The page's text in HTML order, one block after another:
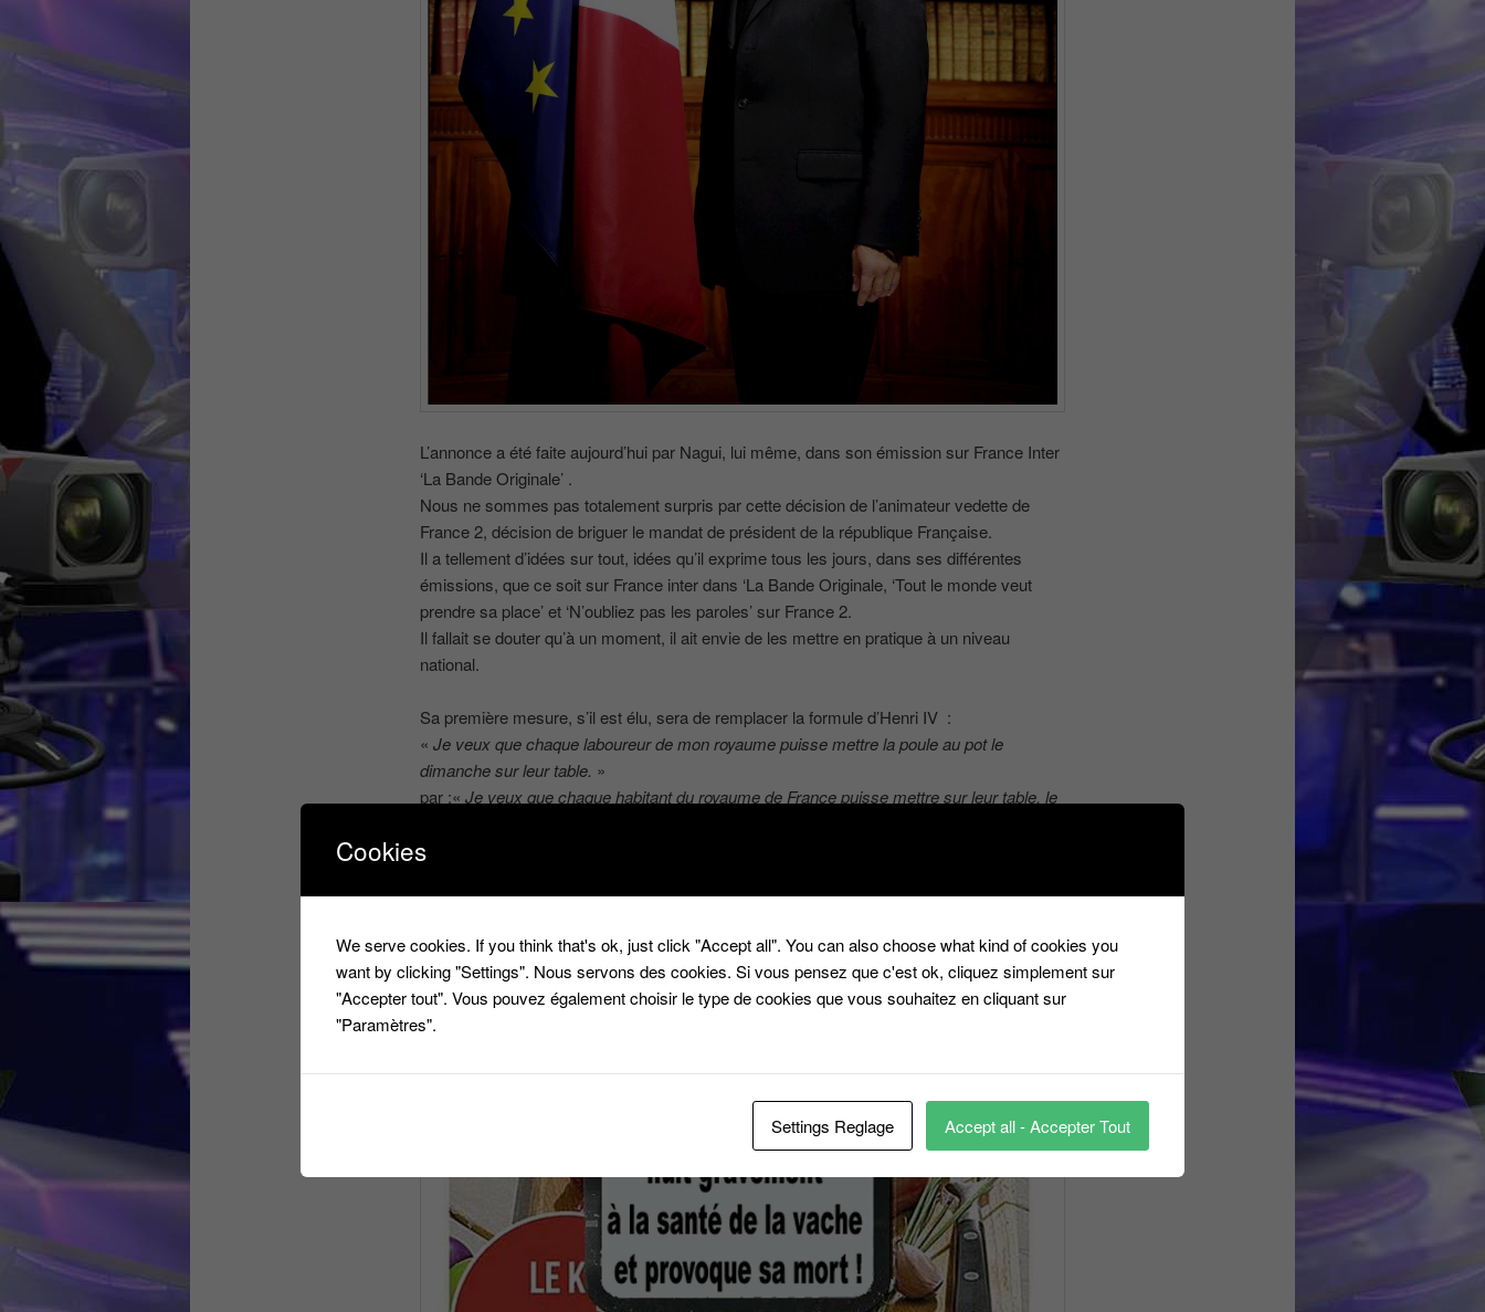
L’annonce a été faite aujourd’hui par Nagui, lui même, dans son émission sur France Inter
‘La Bande Originale’ .
Nous ne sommes pas totalement surpris par cette décision de l’animateur vedette de
France 2, décision de briguer le mandat de président de la république Française.
Il a tellement d’idées sur tout, idées qu’il exprime tous les jours, dans ses différentes
émissions, que ce soit sur France inter dans ‘La Bande Originale, ‘Tout le monde veut
prendre sa place’ et ‘N’oubliez pas les paroles’ sur France 2.
Il fallait se douter qu’à un moment, il ait envie de les mettre en pratique à un niveau
national.
Sa première mesure, s’il est élu, sera de remplacer la formule d’Henri IV :
« Je veux que chaque laboureur de mon royaume puisse mettre la poule au pot le
dimanche sur leur table. »
par :« Je veux que chaque habitant du royaume de France puisse mettre sur leur table, le
Mais il va plus loin, il désire, que sur toutes les côtes de bœuf il y ait la mention obligatoire
‘Manger de la viande nuit gravement à la santé de la vache et provoque sa mort !‘
Cookies
We serve cookies. If you think that's ok, just click "Accept all". You can also choose what kind of cookies you
want by clicking "Settings". Nous servons des cookies. Si vous pensez que c'est ok, cliquez simplement sur
"Accepter tout". Vous pouvez également choisir le type de cookies que vous souhaitez en cliquant sur
"Paramètres".
Settings Reglage Accept all - Accepter Tout